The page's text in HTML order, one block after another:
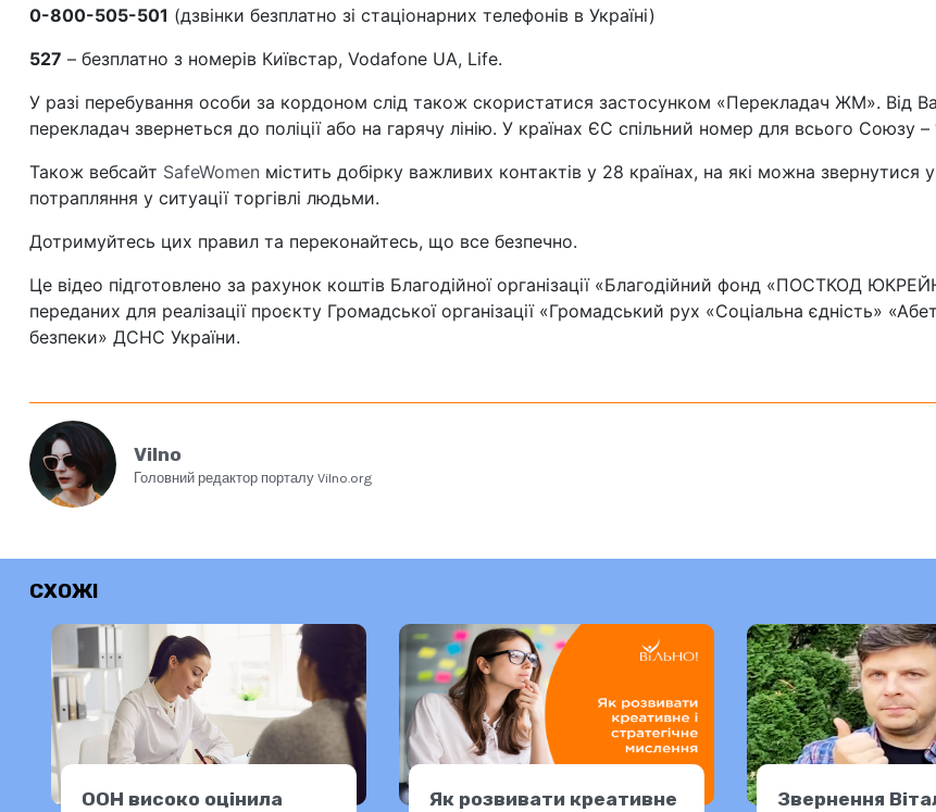
0-800-505-501 (дзвінки безплатно зі стаціонарних телефонів в Україні)
527 – безплатно з номерів Київстар, Vodafone UA, Life.
У разі перебування особи за кордоном слід також скористатися застосунком «Перекладач ЖМ». Від
перекладач звернеться до поліції або на гарячу лінію. У країнах ЄС спільний номер для всього Союзу –
Також вебсайт SafeWomen містить добірку важливих контактів у 28 країнах, на які можна звернутися у
потрапляння у ситуації торгівлі людьми.
Дотримуйтесь цих правил та переконайтесь, що все безпечно.
Це відео підготовлено за рахунок коштів Благодійної організації «Благодійний фонд «ПОСТКОД
переданих для реалізації проєкту Громадської організації «Громадський рух «Соціальна єдність»
безпеки» ДСНС України.
Vilno
Головний редактор порталу Vilno.org
СХОЖІ
ООН високо оцінила
Як розвивати креативне
Звернення